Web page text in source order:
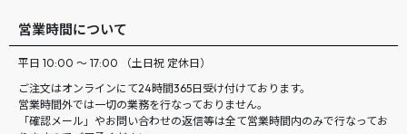
営業時間について
平日 10:00 ～ 17:00 （土日祝 定休日）
ご注文はオンラインにて24時間365日受け付けております。
営業時間外では一切の業務を行なっておりません。
「確認メール」やお問い合わせの返信等は全て営業時間内のみで行なってお